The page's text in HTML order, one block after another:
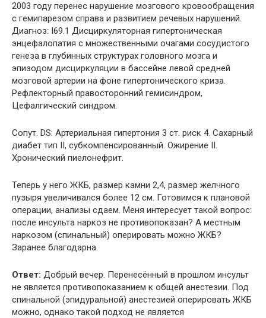
2003 году перенес нарушение мозгового кровообращения
с гемипарезом справа и развитием речевых нарушений.
Диагноз: I69.1 Дисциркуляторная гипертоническая
энцефалопатия с множественными очагами сосудистого
генеза в глубинных структурах головного мозга и
эпизодом дисциркуляции в бассейне левой средней
мозговой артерии на фоне гипертонического криза.
Рефлекторный правосторонний гемисиндром,
Цефалгический синдром.
Сопут. DS: Артериальная гипертония 3 ст. риск 4. Сахарный
диабет тип II, субкомпенсированный. Ожирение II.
Хронический пиелонефрит.
Теперь у него ЖКБ, размер камни 2,4, размер желчного
пузыря увеличивался более 12 см. Готовимся к плановой
операции, анализы сдаем. Меня интересует такой вопрос:
после инсульта наркоз не противопоказан? А местным
наркозом (спинальный) оперировать можно ЖКБ?
Заранее благодарна.
Ответ: Добрый вечер. Перенесённый в прошлом инсульт
не является противопоказанием к общей анестезии. Под
спинальной (эпидуральной) анестезией оперировать ЖКБ
можно, однако такой подход не является